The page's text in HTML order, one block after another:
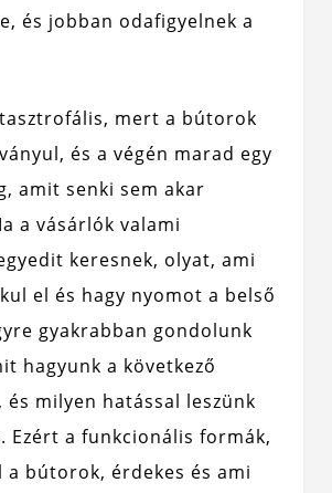
és jobban odafigyelnek a
mert a bútorok
és a végén marad egy
amit senki sem akar
a vásárlók valami
keresnek, olyat, ami
el és hagy nyomot a belső
gyakrabban gondolunk
hagyunk a következő
és milyen hatással leszünk
Ezért a funkcionális formák,
bútorok, érdekes és ami